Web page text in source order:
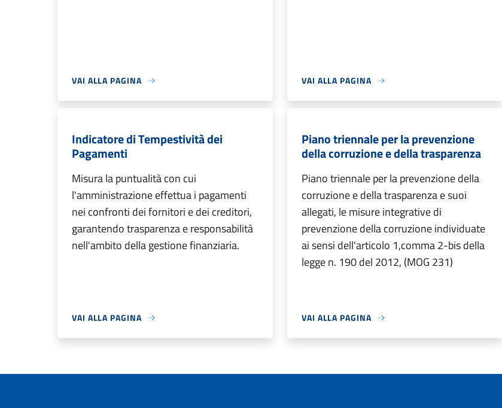
VAI ALLA PAGINA VAI ALLA PAGINA
Indicatore di Tempestività dei
Pagamenti
Misura la puntualità con cui
l'amministrazione effettua i pagamenti
nei confronti dei fornitori e dei creditori,
garantendo trasparenza e responsabilità
nell'ambito della gestione finanziaria.
VAI ALLA PAGINA
Piano triennale per la prevenzione
della corruzione e della trasparenza
Piano triennale per la prevenzione della
corruzione e della trasparenza e suoi
allegati, le misure integrative di
prevenzione della corruzione individuate
ai sensi dell'articolo 1,comma 2-bis della
legge n. 190 del 2012, (MOG 231)
VAI ALLA PAGINA